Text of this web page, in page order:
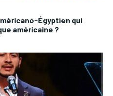
Égyptien qui
américaine ?